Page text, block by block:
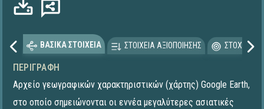
ΒΑΣΙΚΑ ΣΤΟΙΧΕΙΑ ΣΤΟΙΧΕΙΑ ΑΞΙΟΠΟΙΗΣΗΣ
ΠΕΡΙΓΡΑΦΉ
Αρχείο γεωγραφικών χαρακτηριστικών (χάρτης) Google Earth,
στο οποίο σημειώνονται οι εννέα μεγαλύτερες ασιατικές